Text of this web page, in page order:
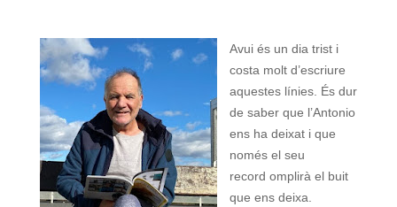
Avui és un dia trist i
costa molt d’escriure
aquestes línies. És dur
de saber que l’Antonio
ens ha deixat i que
només el seu
record omplirà el buit
que ens deixa.